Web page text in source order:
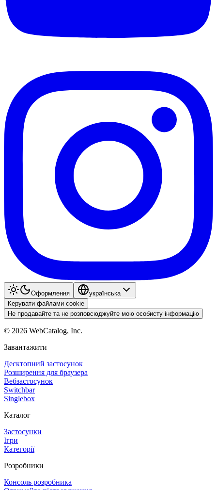
Оформлення
українська
Керувати файлами cookie
Не продавайте та не розповсюджуйте мою особисту інформацію
© 2026 WebCatalog, Inc.
Завантажити
Десктопний застосунок
Розширення для браузера
Вебзастосунок
Switchbar
Singlebox
Каталог
Застосунки
Ігри
Категорії
Розробники
Консоль розробника